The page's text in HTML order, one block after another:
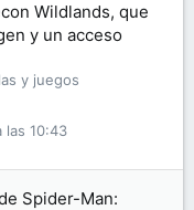
Wildlands, que
y un acceso
y juegos
las 10:43
Spider-Man: